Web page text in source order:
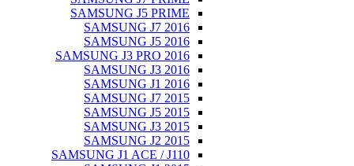
SAMSUNG J5 PRIME
SAMSUNG J7 2016
SAMSUNG J5 2016
SAMSUNG J3 PRO 2016
SAMSUNG J3 2016
SAMSUNG J1 2016
SAMSUNG J7 2015
SAMSUNG J5 2015
SAMSUNG J3 2015
SAMSUNG J2 2015
SAMSUNG J1 ACE / J110